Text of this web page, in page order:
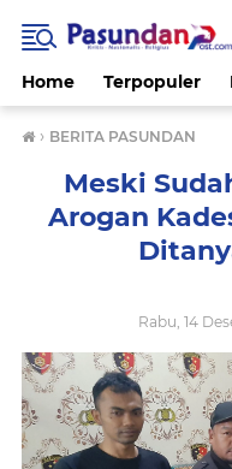
Home Terpopuler
› BERITA PASUNDAN
Meski
Arogan
Rabu, 14